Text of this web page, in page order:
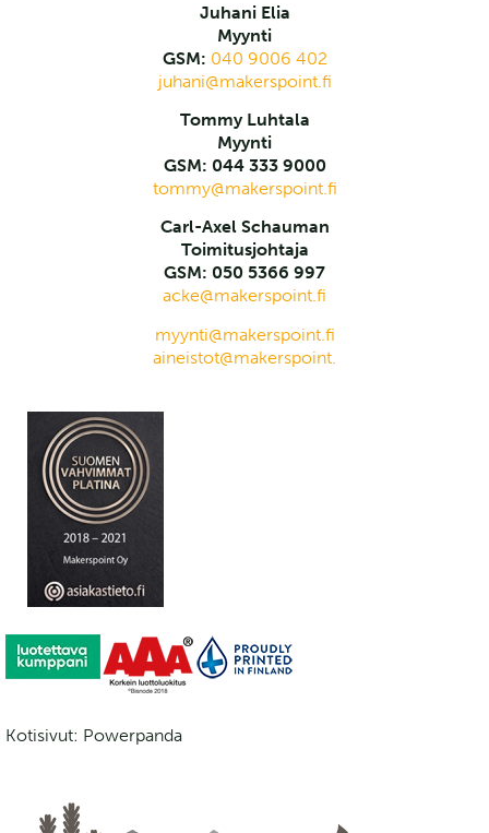
Juhani Elia
Myynti
GSM: 040 9006 402
juhani@makerspoint.fi
Tommy Luhtala
Myynti
GSM: 044 333 9000
tommy@makerspoint.fi
Carl-Axel Schauman
Toimitusjohtaja
GSM: 050 5366 997
acke@makerspoint.fi
myynti@makerspoint.fi
aineistot@makerspoint.
Kotisivut: Powerpanda